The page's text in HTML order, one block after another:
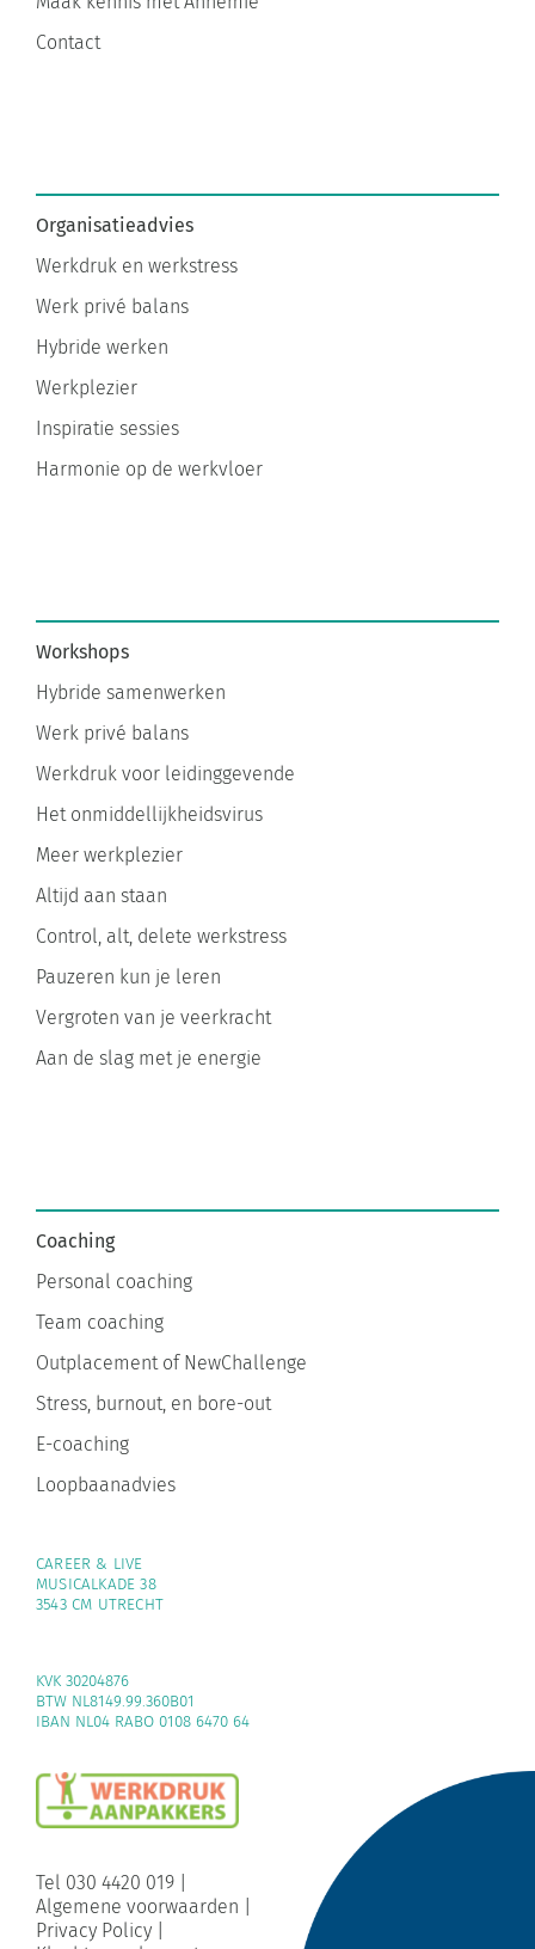
Organisatieadvies
Werkdruk en werkstress
Hybride werken
Werkplezier
Inspiratie sessies
Harmonie op de werkvloer
Workshops
Hybride samenwerken
Werk privé balans
Werkdruk voor leidinggevende
Het onmiddellijkheidsvirus
Meer werkplezier
Altijd aan staan
Control, alt, delete werkstress
Pauzeren kun je leren
Vergroten van je veerkracht
Aan de slag met je energie
Coaching
Personal coaching
Outplacement of NewChallenge
Stress, burnout, en bore-out
E-coaching
Loopbaanadvies
MUSICALKADE 38
3543 CM UTRECHT
BTW NL8149.99.360B01
IBAN NL04 RABO 0108 6470 64
Algemene voorwaarden
Privacy Policy|
Klachtenreglement